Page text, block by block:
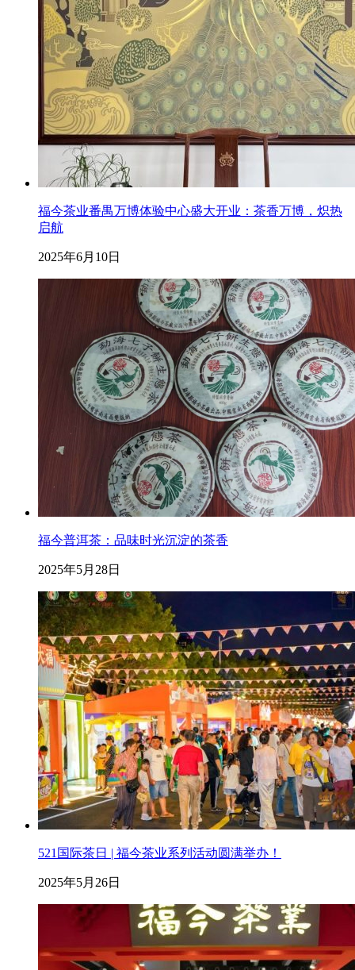
福今茶业番禺万博体验中心盛大开业：茶香万博，炽热
启航
2025年6月10日
福今普洱茶：品味时光沉淀的茶香
2025年5月28日
521国际茶日 | 福今茶业系列活动圆满举办！
2025年5月26日